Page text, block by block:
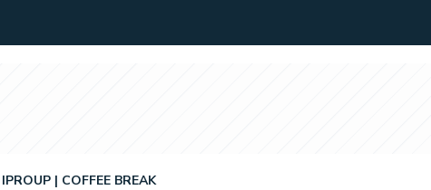
IPROUP COFFEE BREAK